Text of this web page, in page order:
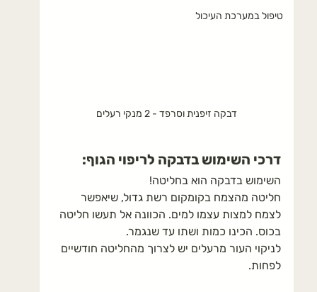
טיפול במערכת העיכול
דבקה זיפנית וסרפד - 2 מנקי רעלים
דרכי השימוש בדבקה לריפוי הגוף:
השימוש בדבקה הוא בחליטה!
חליטה מהצמח בקומקום רשת גדול, שיאפשר
לצמח למצות עצמו למים. הכוונה אל תעשו חליטה
בכוס. הכינו כמות ושתו עד שנגמר.
לניקוי העור מרעלים יש לצרוך מהחליטה חודשיים
לפחות.